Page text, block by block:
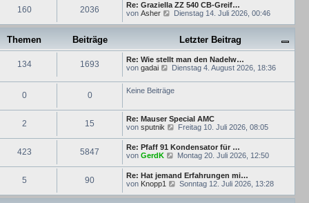
g
t
r
a
g
r
B
e
t
r
a
g
e
s
t
B
e
i
r
160 2036
Re: Graziella ZZ 540 CB-Greif…
von Asher
N
t
e
r
i
r
a
g
Dienstag 14. Juli 2026, 00:46
Themen Beiträge
Letzter Beitrag
134 1693
Re: Wie stellt man den Nadelw…
von gadai
N
u
e
t
e
r
B
e
t
r
a
g
Dienstag 4. August 2026, 18:36
0 0 Keine Beiträge
2 15
Re: Mauser Special AMC
von sputnik
N
u
e
s
t
e
r
Freitag 10. Juli 2026, 08:05
423 5847
Re: Pfaff 91 Kondensator für …
von GerdK
N
e
s
t
Montag 20. Juli 2026, 12:50
5 90
Re: Hat jemand Erfahrungen mi…
von Knopp1
N
Sonntag 12. Juli 2026, 13:28